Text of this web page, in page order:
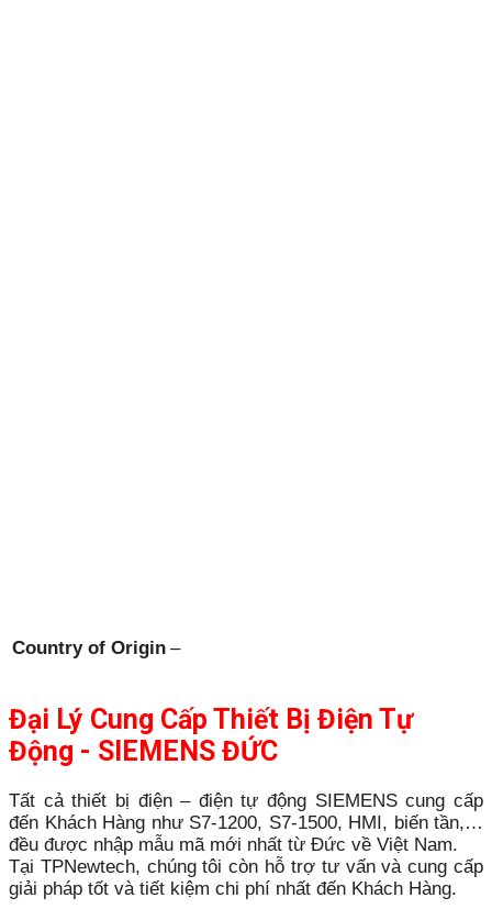
Country of Origin –
Đại Lý Cung Cấp Thiết Bị Điện Tự
Động - SIEMENS ĐỨC
Tất cả thiết bị điện – điện tự động SIEMENS cung cấp
đến Khách Hàng như S7-1200, S7-1500, HMI, biến tần,…
đều được nhập mẫu mã mới nhất từ Đức về Việt Nam.
Tại TPNewtech, chúng tôi còn hỗ trợ tư vấn và cung cấp
giải pháp tốt và tiết kiệm chi phí nhất đến Khách Hàng.